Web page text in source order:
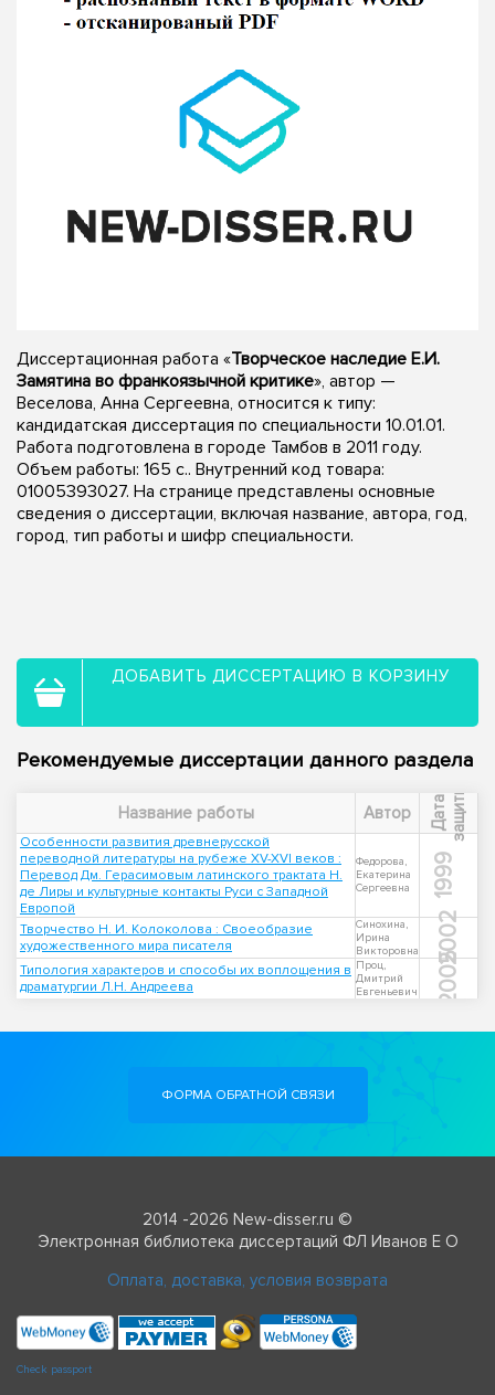
Диссертационная работа «Творческое наследие Е.И.
Замятина во франкоязычной критике», автор —
Веселова, Анна Сергеевна, относится к типу:
кандидатская диссертация по специальности 10.01.01.
Работа подготовлена в городе Тамбов в 2011 году.
Объем работы: 165 с.. Внутренний код товара:
01005393027. На странице представлены основные
сведения о диссертации, включая название, автора, год,
город, тип работы и шифр специальности.
ДОБАВИТЬ ДИССЕРТАЦИЮ В КОРЗИНУ
Рекомендуемые диссертации данного раздела
Название работы Автор Д
а
т
а
з
а
щ
и
т ы
Особенности развития древнерусской
переводной литературы на рубеже XV-XVI веков :
Перевод Дм. Герасимовым латинского трактата Н.
де Лиры и культурные контакты Руси с Западной
Европой
Федорова,
Екатерина
Сергеевна
1999
Творчество Н. И. Колоколова : Своеобразие
художественного мира писателя
Синохина,
Ирина
Викторовна
2002
Типология характеров и способы их воплощения в
драматургии Л.Н. Андреева
Проц,
Дмитрий
Евгеньевич
2005
ФОРМА ОБРАТНОЙ СВЯЗИ
2014 -2026 New-disser.ru ©
Электронная библиотека диссертаций ФЛ Иванов Е О
Оплата, доставка, условия возврата
Check passport